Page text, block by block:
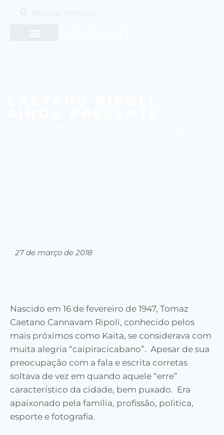
27 de março de 2018
Nascido em 16 de fevereiro de 1947, Tomaz
Caetano Cannavam Ripoli, conhecido pelos
mais próximos como Kaita, se considerava com
muita alegria “caipiracicabano”. Apesar de sua
preocupação com a fala e escrita corretas
soltava de vez em quando aquele “erre”
característico da cidade, bem puxado. Era
apaixonado pela família, profissão, politica,
esporte e fotografia.